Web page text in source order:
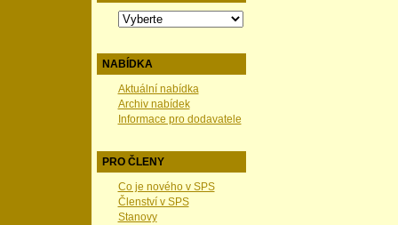
NABÍDKA
Aktuální nabídka
Archiv nabídek
Informace pro dodavatele
PRO ČLENY
Co je nového v SPS
Členství v SPS
Stanovy